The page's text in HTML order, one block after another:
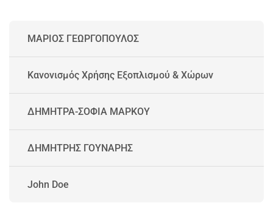
ΜΑΡΙΟΣ ΓΕΩΡΓΟΠΟΥΛΟΣ
Κανονισμός Χρήσης Εξοπλισμού & Χώρων
ΔΗΜΗΤΡΑ-ΣΟΦΙΑ ΜΑΡΚΟΥ
ΔΗΜΗΤΡΗΣ ΓΟΥΝΑΡΗΣ
John Doe